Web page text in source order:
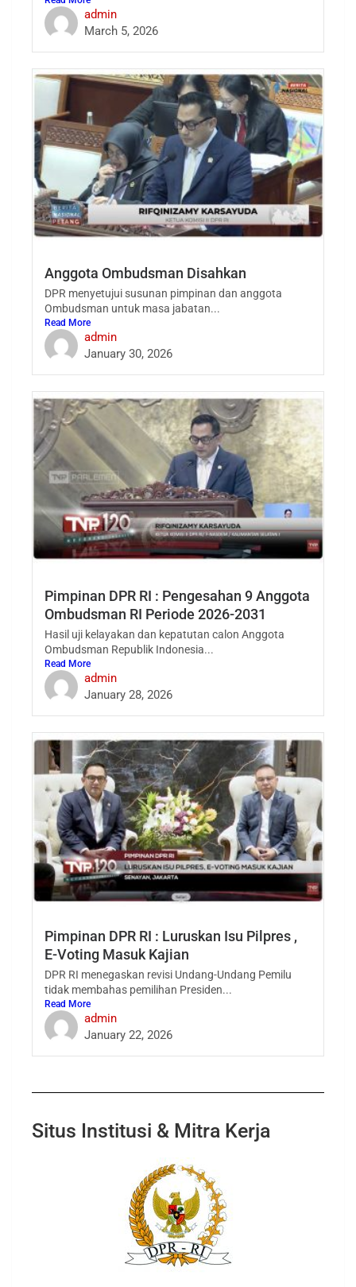
admin
March 5, 2026
Anggota Ombudsman Disahkan
DPR menyetujui susunan pimpinan dan anggota
Ombudsman untuk masa jabatan...
Read More
admin
January 30, 2026
Pimpinan DPR RI : Pengesahan 9 Anggota
Ombudsman RI Periode 2026-2031
Hasil uji kelayakan dan kepatutan calon Anggota
Ombudsman Republik Indonesia...
Read More
admin
January 28, 2026
Pimpinan DPR RI : Luruskan Isu Pilpres ,
E-Voting Masuk Kajian
DPR RI menegaskan revisi Undang-Undang Pemilu
tidak membahas pemilihan Presiden...
Read More
admin
January 22, 2026
Situs Institusi & Mitra Kerja